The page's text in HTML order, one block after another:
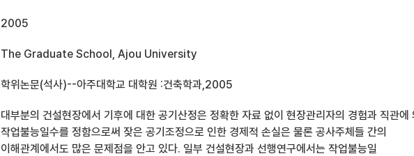
2005
The Graduate School, Ajou University
학위논문(석사)--아주대학교 대학원 :건축학과,2005
대부분의 건설현장에서 기후에 대한 공기산정은 정확한 자료 없이 현장관리자의 경험과 직관에
작업불능일수를 정함으로써 잦은 공기조정으로 인한 경제적 손실은 물론 공사주체들 간의
이해관계에서도 많은 문제점을 안고 있다. 일부 건설현장과 선행연구에서는 작업불능일